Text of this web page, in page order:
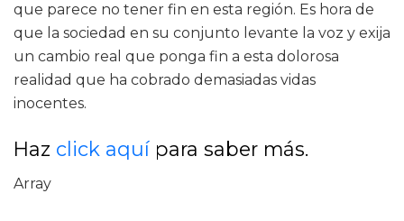
que parece no tener fin en esta región. Es hora de
que la sociedad en su conjunto levante la voz y exija
un cambio real que ponga fin a esta dolorosa
realidad que ha cobrado demasiadas vidas
inocentes.
Haz click aquí para saber más.
Array